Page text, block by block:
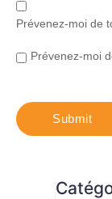
Prévenez-moi de
Prévenez-moi